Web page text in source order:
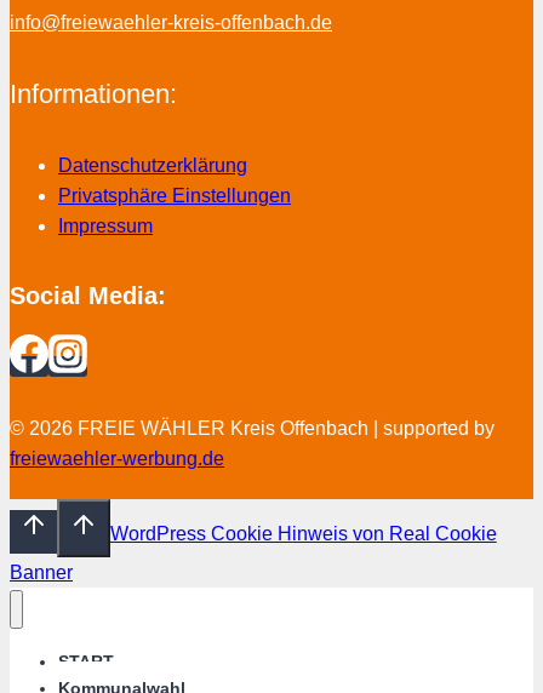
info@freiewaehler-kreis-offenbach.de
Informationen:
Datenschutzerklärung
Privatsphäre Einstellungen
Impressum
Social Media:
© 2026 FREIE WÄHLER Kreis Offenbach | supported by
freiewaehler-werbung.de
WordPress Cookie Hinweis von Real Cookie
Banner
START
Kommunalwahl